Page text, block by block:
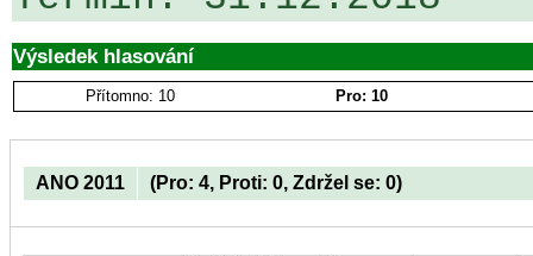
Výsledek hlasování
Přítomno: 10 Pro: 10
ANO 2011 (Pro: 4, Proti: 0, Zdržel se: 0)